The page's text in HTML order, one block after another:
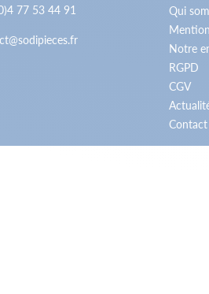
77 53 44 91
Qui
Notre
RGPD
CGV
Contact